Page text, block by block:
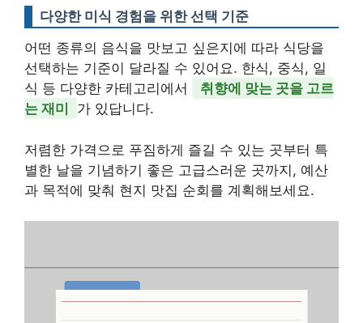
다양한 미식 경험을 위한 선택 기준
어떤 종류의 음식을 맛보고 싶은지에 따라 식당을
선택하는 기준이 달라질 수 있어요. 한식, 중식, 일
식 등 다양한 카테고리에서
취향에 맞는 곳을 고르
는 재미
가 있답니다.
저렴한 가격으로 푸짐하게 즐길 수 있는 곳부터 특
별한 날을 기념하기 좋은 고급스러운 곳까지, 예산
과 목적에 맞춰 현지 맛집 순회를 계획해보세요.